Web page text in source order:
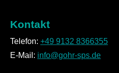
Kontakt
Telefon: +49 9132 8366355
E-Mail: info@gohr-sps.de